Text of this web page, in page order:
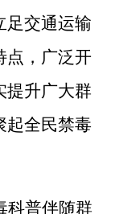
足交通运输
点，广泛开
提升广大群
起全民禁毒
科普伴随群